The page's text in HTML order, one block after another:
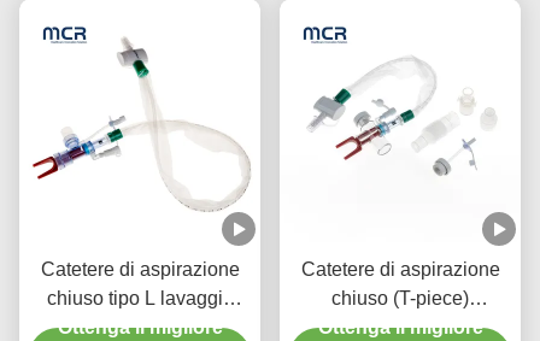
Catetere di aspirazione
chiuso tipo L lavaggio
automatico 10fr 72h
Ottenga il migliore
Catetere di aspirazione
chiuso (T-piece)
Sciacquaggio automatico
Ottenga il migliore